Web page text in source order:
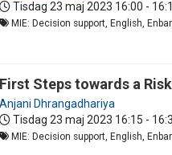
Tisdag 23 maj 2023 16:00 -
MIE: Decision support, English,
First Steps towards a
Anjani Dhrangadhariya
Tisdag 23 maj 2023 16:15 -
MIE: Decision support, English,